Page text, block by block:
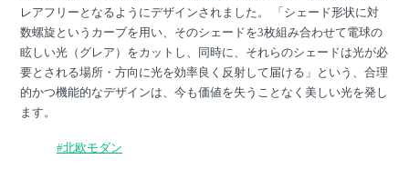
レアフリーとなるようにデザインされました。 「シェード形状に対
数螺旋というカーブを用い、そのシェードを3枚組み合わせて電球の
眩しい光（グレア）をカットし、同時に、それらのシェードは光が必
要とされる場所・方向に光を効率良く反射して届ける」という、合理
的かつ機能的なデザインは、今も価値を失うことなく美しい光を発し
ます。
#北欧モダン